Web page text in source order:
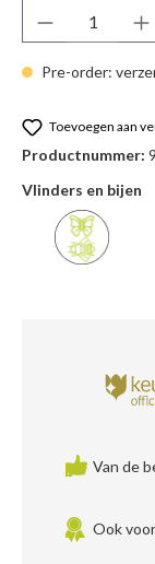
Pre-order:
Toevoegen aan
Productnummer:
Vlinders en bijen
Van de
Ook